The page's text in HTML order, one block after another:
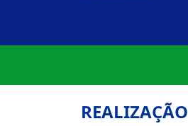
REALIZAÇÃO